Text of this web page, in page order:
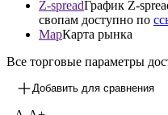
Z-spreadГрафик Z-
свопам доступно по
MapКарта рынка
Все торговые параметры
Добавить для сравнения